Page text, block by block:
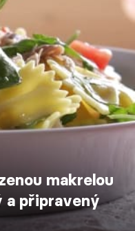
makrelou
a připravený